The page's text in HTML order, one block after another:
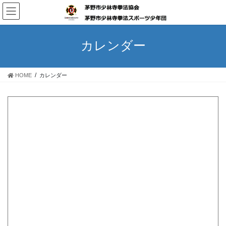
コ
ン
テ
ス
ナ
ビ
ゲ
ン
カレンダー
HOME カレンダー